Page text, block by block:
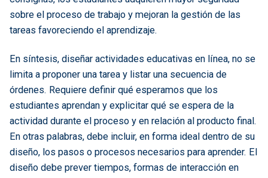
sobre el proceso de trabajo y mejoran la gestión de las
tareas favoreciendo el aprendizaje.
En síntesis, diseñar actividades educativas en línea, no se
limita a proponer una tarea y listar una secuencia de
órdenes. Requiere definir qué esperamos que los
estudiantes aprendan y explicitar qué se espera de la
actividad durante el proceso y en relación al producto final.
En otras palabras, debe incluir, en forma ideal dentro de su
diseño, los pasos o procesos necesarios para aprender. El
diseño debe prever tiempos, formas de interacción en